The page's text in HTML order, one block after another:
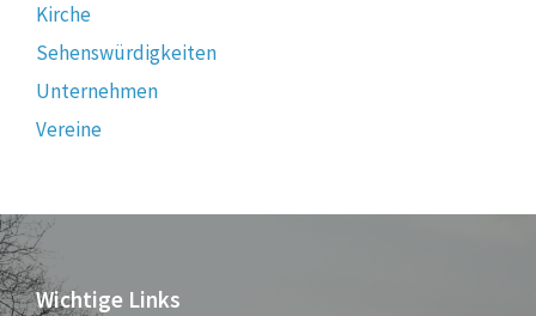
Kirche
Sehenswürdigkeiten
Unternehmen
Vereine
Wichtige Links